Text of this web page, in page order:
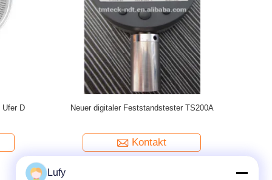
Digital-Ufer-Härtemesser-Härte-Einheits-Meter-
Kontakt
Lufy